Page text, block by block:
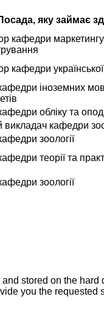
яку займає
кафедри маркетингу
кафедри
іноземних
обліку та
кафедри
зоології
теорії та
зоології
stored on the
you the